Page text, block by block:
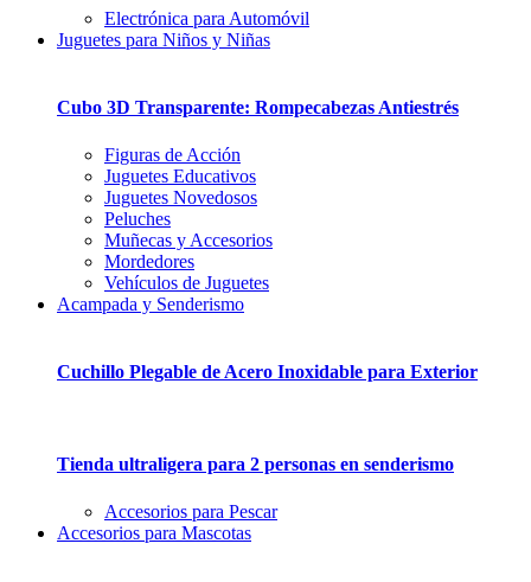
Electrónica para Automóvil
Juguetes para Niños y Niñas
Cubo 3D Transparente: Rompecabezas Antiestrés
Figuras de Acción
Juguetes Educativos
Juguetes Novedosos
Peluches
Muñecas y Accesorios
Mordedores
Vehículos de Juguetes
Acampada y Senderismo
Cuchillo Plegable de Acero Inoxidable para Exterior
Tienda ultraligera para 2 personas en senderismo
Accesorios para Pescar
Accesorios para Mascotas